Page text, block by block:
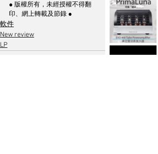
● 版權所有，未經授權不得翻
印、網上轉載及節錄 ●
軟件
New review
LP